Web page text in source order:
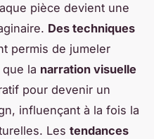
pièce devient une
Des techniques
permis de jumeler
la narration visuelle
pour devenir un
influençant à la fois la
Les tendances